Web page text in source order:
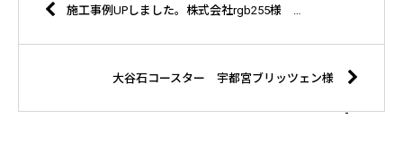
大谷石コースター 宇都宮ブリッツェン様